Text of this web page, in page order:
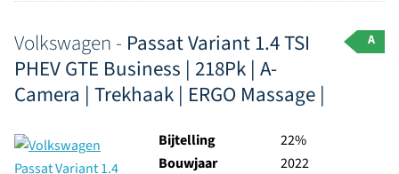
Volkswagen - Passat Variant 1.4 TSI
PHEV GTE Business | 218Pk | A-
Camera | Trekhaak | ERGO Massage |
A
Bijtelling
22%
Bouwjaar
2022